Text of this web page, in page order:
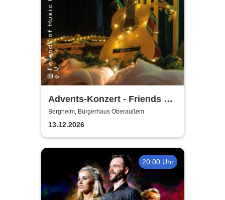
Advents-Konzert - Friends of
Music Oberaussem
Bergheim, Bürgerhaus Oberaußem
13.12.2026
20:00 Uhr